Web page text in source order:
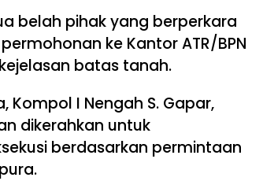
belah pihak yang berperkara
ke Kantor ATR/BPN
batas tanah.
Kompol I Nengah S. Gapar,
dikerahkan untuk
berdasarkan permintaan